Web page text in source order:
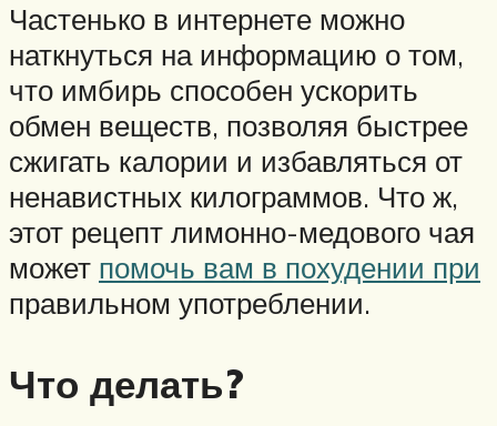
Частенько в интернете можно
наткнуться на информацию о том,
что имбирь способен ускорить
обмен веществ, позволяя быстрее
сжигать калории и избавляться от
ненавистных килограммов. Что ж,
этот рецепт лимонно-медового чая
может помочь вам в похудении при
правильном употреблении.
Что делать?